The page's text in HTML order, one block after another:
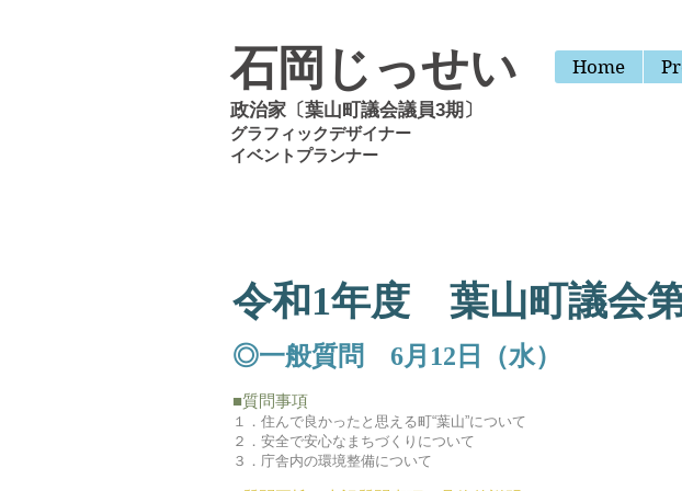
石岡じっせい
政治家〔葉山町議会議員3期〕
グラフィックデザイナー
イベントプランナー
Home
令和1年度 葉山町議会
◎一般質問 6月12日（水）
■質問事項
１．住んで良かったと思える町“葉山”について
２．安全で安心なまちづくりについて
３．庁舎内の環境整備について